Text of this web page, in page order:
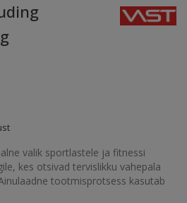
valik sportlastele ja fitnessi
kes otsivad tervislikku vahepala
tootmisprotsess kasutab